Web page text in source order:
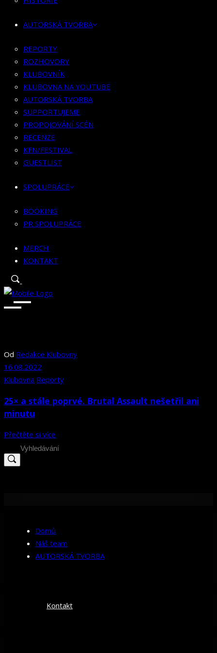
KLUBOVNA NA YOUTUBE
SUPPORTUJEME
PROPOJOVÁNÍ SCÉN
RECENZE
KFN/FESTIVAL
GUESTLIST
SPOLUPRÁCE
BOOKING
PR SPOLUPRÁCE
MERCH
AUTORSKÁ TVORBA
REPORTY
ROZHOVORY
KLUBOVNÍK
KLUBOVNA NA YOUTUBE
AUTORSKÁ TVORBA
SUPPORTUJEME
PROPOJOVÁNÍ SCÉN
RECENZE
KFN/FESTIVAL
GUESTLIST
SPOLUPRÁCE
BOOKING
PR SPOLUPRÁCE
MERCH
KONTAKT
Od Redakce Klubovny
16.08.2022
Klubovna Reporty
25× a stále poprvé. Brutal Assault nešetřil ani
minutu
Přečtěte si více
Search
for:
Domů
Náš team
AUTORSKÁ TVORBA
Kontakt